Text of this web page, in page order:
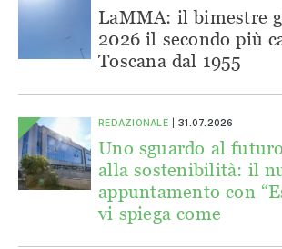
LaMMA: il bimestre
2026 il secondo più
Toscana dal 1955
REDAZIONALE 31.07.2026
Uno sguardo al
alla sostenibilità: il
appuntamento con
vi spiega come